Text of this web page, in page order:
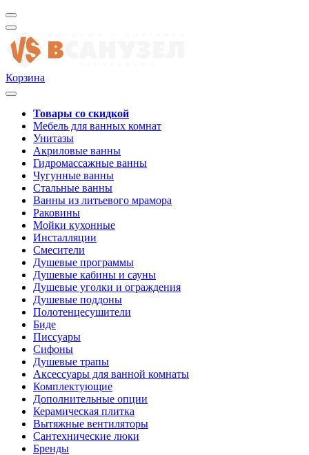
Корзина
Товары со скидкой
Мебель для ванных комнат
Унитазы
Акриловые ванны
Гидромассажные ванны
Чугунные ванны
Стальные ванны
Ванны из литьевого мрамора
Раковины
Мойки кухонные
Инсталляции
Смесители
Душевые программы
Душевые кабины и сауны
Душевые уголки и ограждения
Душевые поддоны
Полотенцесушители
Биде
Писсуары
Сифоны
Душевые трапы
Аксессуары для ванной комнаты
Комплектующие
Дополнительные опции
Керамическая плитка
Вытяжные вентиляторы
Сантехнические люки
Бренды